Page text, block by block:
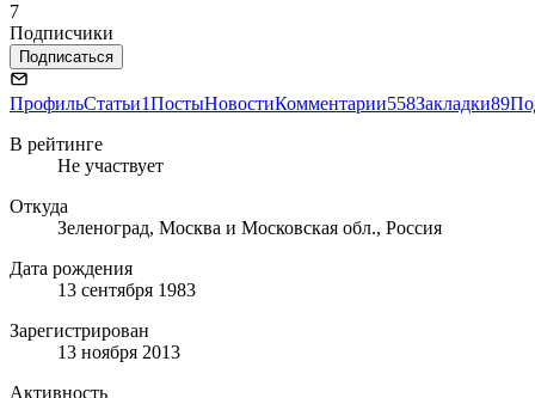
7
Подписчики
Подписаться
ПрофильСтатьи1ПостыНовостиКомментарии558Закладки89
В рейтинге
Не участвует
Откуда
Зеленоград, Москва и Московская обл., Россия
Дата рождения
13 сентября 1983
Зарегистрирован
13 ноября 2013
Активность